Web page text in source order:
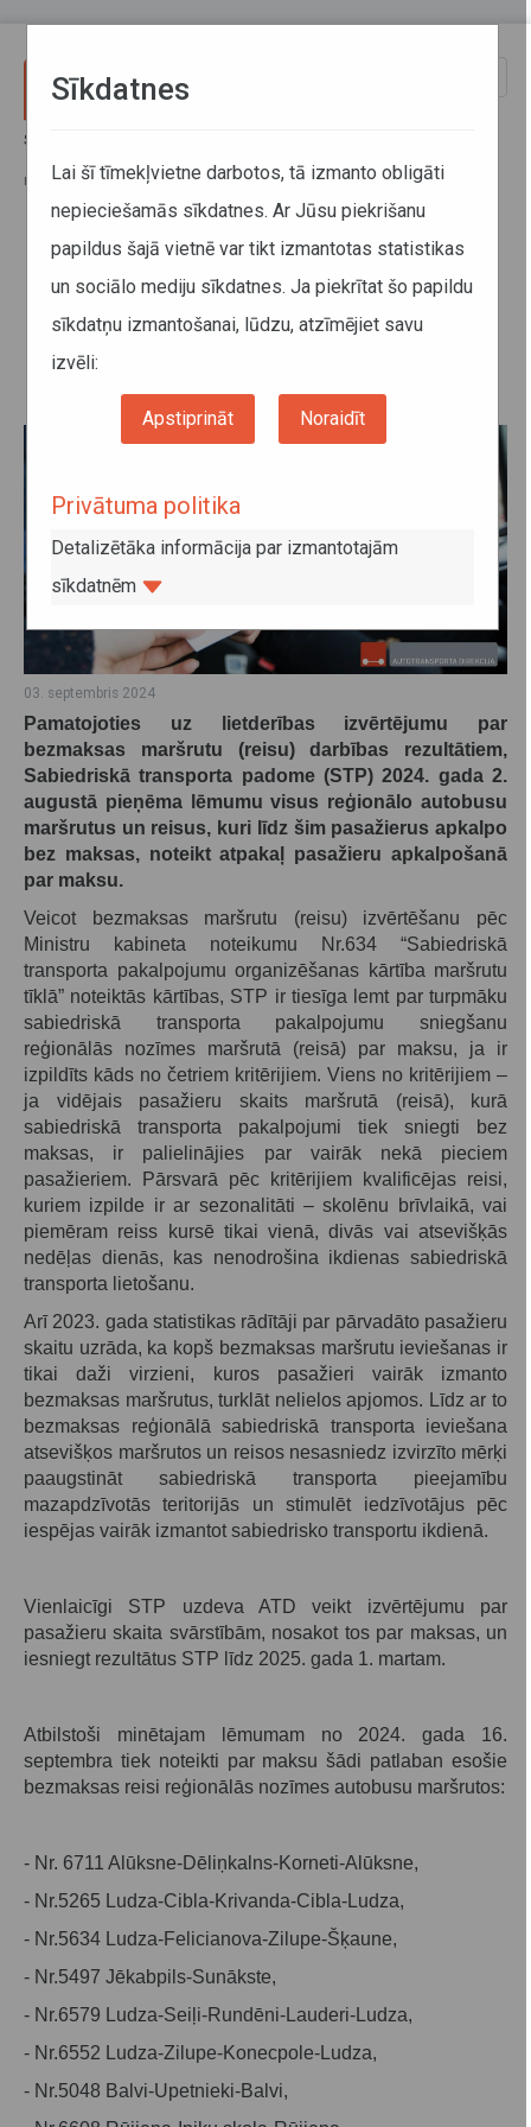
Sākums
nozīmes autobusu maršrutos pasažierus apkalpos par maksu
No 16. septembra līdz šim
noteiktie bezmaksas reisi
reģionālas nozīmes autobusu
maršrutos pasažierus apkalpos
par maksu
03. septembris 2024
Pamatojoties uz lietderības izvērtējumu par
bezmaksas maršrutu (reisu) darbības rezultātiem,
Sabiedriskā transporta padome (STP) 2024. gada 2.
augustā pieņēma lēmumu visus reģionālo autobusu
maršrutus un reisus, kuri līdz šim pasažierus apkalpo
bez maksas, noteikt atpakaļ pasažieru apkalpošanā
par maksu.
Veicot bezmaksas maršrutu (reisu) izvērtēšanu pēc
Ministru kabineta noteikumu Nr.634 “Sabiedriskā
transporta pakalpojumu organizēšanas kārtība maršrutu
tīklā” noteiktās kārtības, STP ir tiesīga lemt par turpmāku
sabiedriskā transporta pakalpojumu sniegšanu
reģionālās nozīmes maršrutā (reisā) par maksu, ja ir
izpildīts kāds no četriem kritērijiem. Viens no kritērijiem –
ja vidējais pasažieru skaits maršrutā (reisā), kurā
sabiedriskā transporta pakalpojumi tiek sniegti bez
maksas, ir palielinājies par vairāk nekā pieciem
pasažieriem. Pārsvarā pēc kritērijiem kvalificējas reisi,
kuriem izpilde ir ar sezonalitāti – skolēnu brīvlaikā, vai
piemēram reiss kursē tikai vienā, divās vai atsevišķās
nedēļas dienās, kas nenodrošina ikdienas sabiedriskā
transporta lietošanu.
Arī 2023. gada statistikas rādītāji par pārvadāto pasažieru
skaitu uzrāda, ka kopš bezmaksas maršrutu ieviešanas ir
tikai daži virzieni, kuros pasažieri vairāk izmanto
bezmaksas maršrutus, turklāt nelielos apjomos. Līdz ar to
bezmaksas reģionālā sabiedriskā transporta ieviešana
atsevišķos maršrutos un reisos nesasniedz izvirzīto mērķi
paaugstināt sabiedriskā transporta pieejamību
mazapdzīvotās teritorijās un stimulēt iedzīvotājus pēc
iespējas vairāk izmantot sabiedrisko transportu ikdienā.
Vienlaicīgi STP uzdeva ATD veikt izvērtējumu par
pasažieru skaita svārstībām, nosakot tos par maksas, un
iesniegt rezultātus STP līdz 2025. gada 1. martam.
Atbilstoši minētajam lēmumam no 2024. gada 16.
septembra tiek noteikti par maksu šādi patlaban esošie
bezmaksas reisi reģionālās nozīmes autobusu maršrutos:
- Nr. 6711 Alūksne-Dēliņkalns-Korneti-Alūksne,
- Nr.5265 Ludza-Cibla-Krivanda-Cibla-Ludza,
- Nr.5634 Ludza-Felicianova-Zilupe-Šķaune,
- Nr.5497 Jēkabpils-Sunākste,
- Nr.6579 Ludza-Seiļi-Rundēni-Lauderi-Ludza,
- Nr.6552 Ludza-Zilupe-Konecpole-Ludza,
- Nr.5048 Balvi-Upetnieki-Balvi,
Sīkdatnes
Lai šī tīmekļvietne darbotos, tā izmanto obligāti
nepieciešamās sīkdatnes. Ar Jūsu piekrišanu
papildus šajā vietnē var tikt izmantotas statistikas
un sociālo mediju sīkdatnes. Ja piekrītat šo papildu
sīkdatņu izmantošanai, lūdzu, atzīmējiet savu
izvēli:
Apstiprināt Noraidīt
Privātuma politika
Detalizētāka informācija par izmantotajām
sīkdatnēm